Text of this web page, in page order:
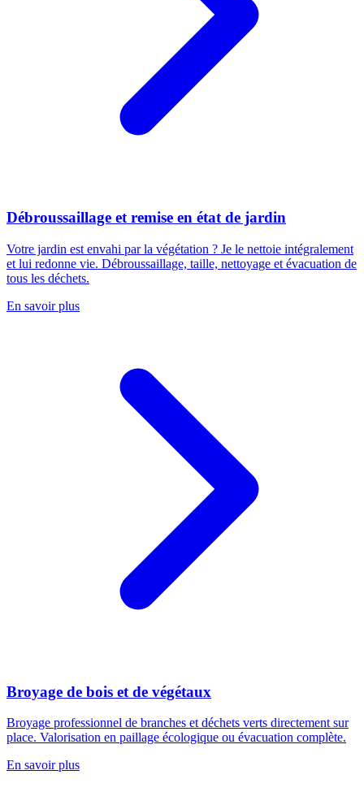
Débroussaillage et remise en état de jardin
Votre jardin est envahi par la végétation ? Je le nettoie intégralement
et lui redonne vie. Débroussaillage, taille, nettoyage et évacuation de
tous les déchets.
En savoir plus
Broyage de bois et de végétaux
Broyage professionnel de branches et déchets verts directement sur
place. Valorisation en paillage écologique ou évacuation complète.
En savoir plus